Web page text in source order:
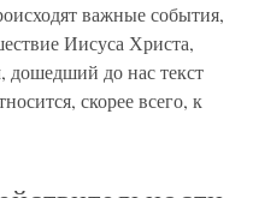
важные события,
Иисуса Христа,
дошедший до нас текст
скорее всего, к